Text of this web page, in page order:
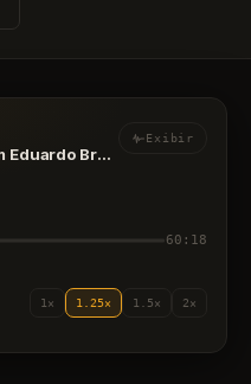
A arte de fazer networking com Eduardo Bruno
Exibir
60:18
1× 1.25× 1.5× 2×